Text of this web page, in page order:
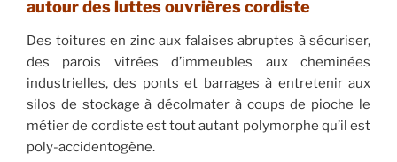
autour des luttes ouvrières cordiste
Des toitures en zinc aux falaises abruptes à sécuriser,
des parois vitrées d’immeubles aux cheminées
industrielles, des ponts et barrages à entretenir aux
silos de stockage à décolmater à coups de pioche le
métier de cordiste est tout autant polymorphe qu’il est
poly-accidentogène.